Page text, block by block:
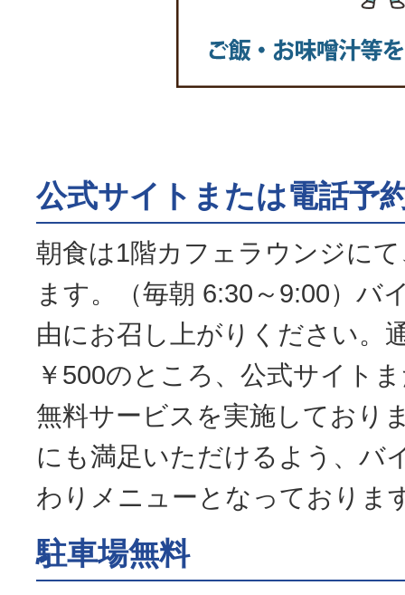
公式サイトまたは電話予
朝食は1階カフェラウンジに
ます。（毎朝 6:30～9:00）バ
由にお召し上がりください。
￥500のところ、公式サイト
無料サービスを実施しており
にも満足いただけるよう、バ
わりメニューとなっておりま
駐車場無料